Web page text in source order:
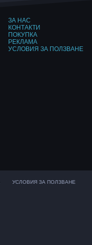
ЗА НАС
КОНТАКТИ
ПОКУПКА
РЕКЛАМА
УСЛОВИЯ ЗА ПОЛЗВАНЕ
УСЛОВИЯ ЗА ПОЛЗВАНЕ